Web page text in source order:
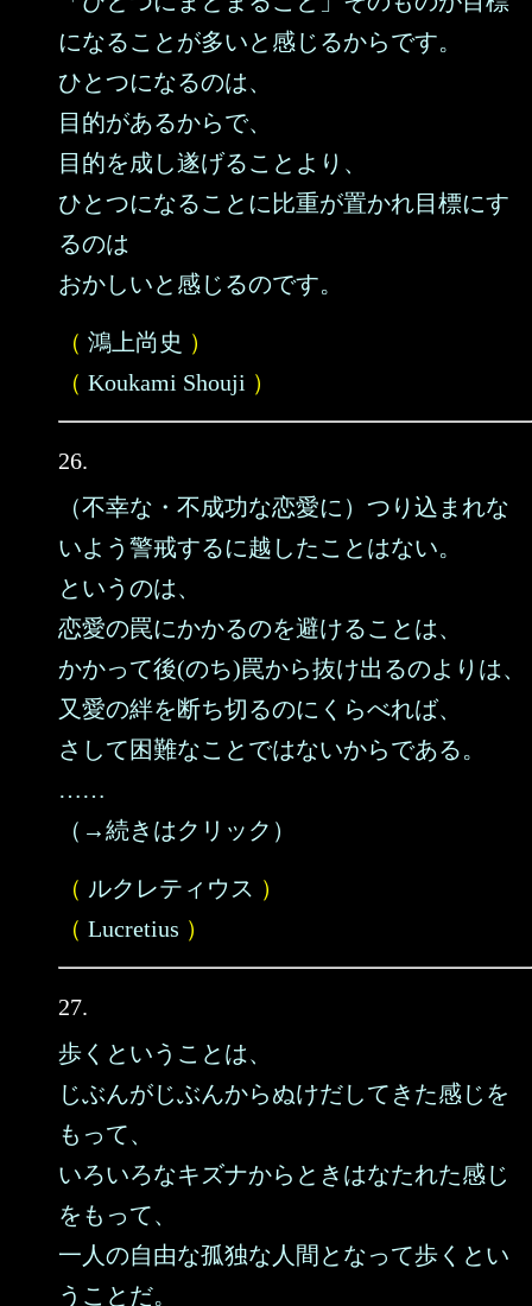
になることが多いと感じるからです。
ひとつになるのは、
目的があるからで、
目的を成し遂げることより、
ひとつになることに比重が置かれ目標にす
るのは
おかしいと感じるのです。
（ 鴻上尚史 ）
（ Koukami Shouji ）
26.
（不幸な・不成功な恋愛に）つり込まれな
いよう警戒するに越したことはない。
というのは、
恋愛の罠にかかるのを避けることは、
かかって後(のち)罠から抜け出るのよりは、
又愛の絆を断ち切るのにくらべれば、
さして困難なことではないからである。
……
（→続きはクリック）
（ ルクレティウス ）
（ Lucretius ）
27.
歩くということは、
じぶんがじぶんからぬけだしてきた感じを
もって、
いろいろなキズナからときはなたれた感じ
をもって、
一人の自由な孤独な人間となって歩くとい
うことだ。